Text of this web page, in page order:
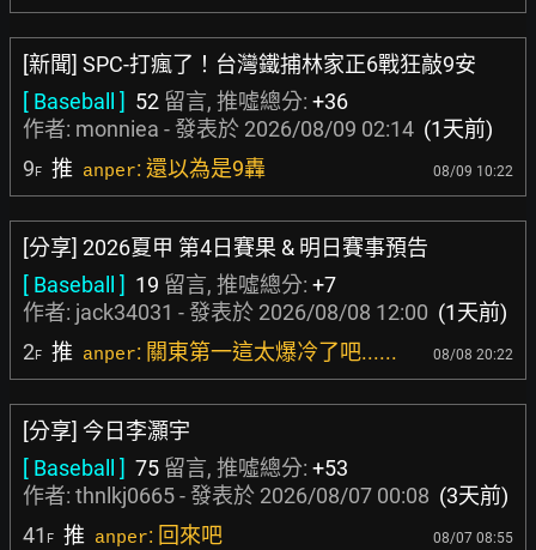
[新聞] SPC-打瘋了！台灣鐵捕林家正6戰狂敲9安
[ Baseball ] 52 留言, 推噓總分: +36
作者: monniea - 發表於 2026/08/09 02:14 (1天前)
9F 推 anper: 還以為是9轟 08/09 10:22
[分享] 2026夏甲 第4日賽果 & 明日賽事預告
[ Baseball ] 19 留言, 推噓總分: +7
作者: jack34031 - 發表於 2026/08/08 12:00 (1天前)
2F 推 anper: 關東第一這太爆冷了吧...... 08/08 20:22
[分享] 今日李灝宇
[ Baseball ] 75 留言, 推噓總分: +53
作者: thnlkj0665- 發表於 2026/08/07 00:08 (3天前)
41 F 推 anper: 回來吧 08/07 08:55